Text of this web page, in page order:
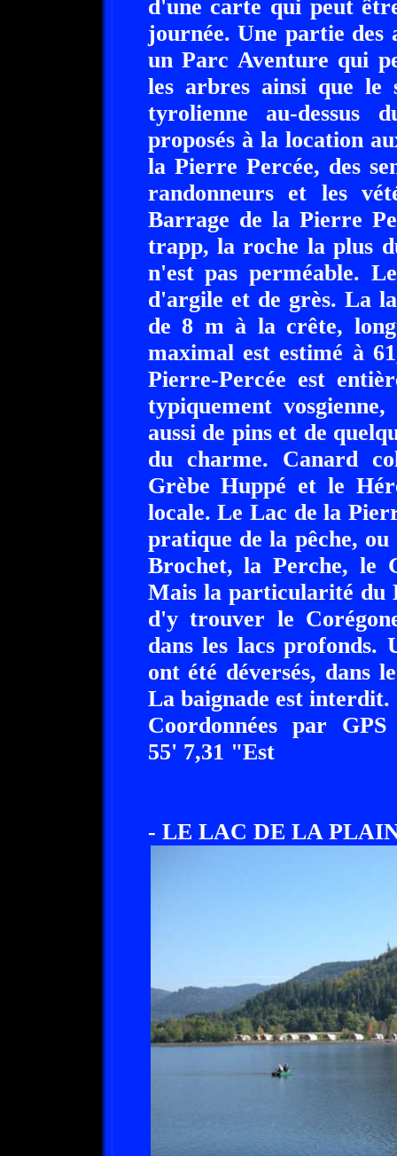
d'une carte qui peut
journée. Une partie des
un Parc Aventure qui
les arbres ainsi que
tyrolienne au-dessus
proposés à la location
la Pierre Percée, des
randonneurs et les
Barrage de la Pierre
trapp, la roche la plus
n'est pas perméable.
d'argile et de grès. La
de 8 m à la crête,
maximal est estimé à
Pierre-Percée est
typiquement
aussi de pins et de
du charme. Canard
Grèbe Huppé et le
locale. Le Lac de la
pratique de la pêche,
Brochet, la Perche, le
Mais la particularité du
d'y trouver le
dans les lacs profonds.
ont été déversés, dans
La baignade est interdit.
Coordonnées par
55' 7,31 "Est
- LE LAC DE LA